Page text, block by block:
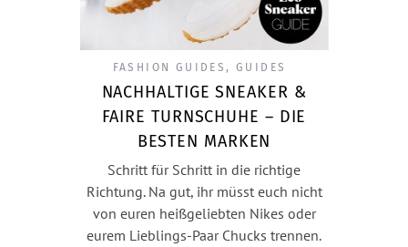
FASHION GUIDES, GUIDES
NACHHALTIGE SNEAKER &
FAIRE TURNSCHUHE – DIE
BESTEN MARKEN
Schritt für Schritt in die richtige
Richtung. Na gut, ihr müsst euch nicht
von euren heißgeliebten Nikes oder
eurem Lieblings-Paar Chucks trennen.